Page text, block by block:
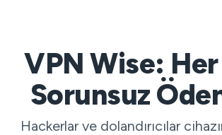
VPN Wise:
Sorunsuz
Hackerlar ve dolandırıcılar